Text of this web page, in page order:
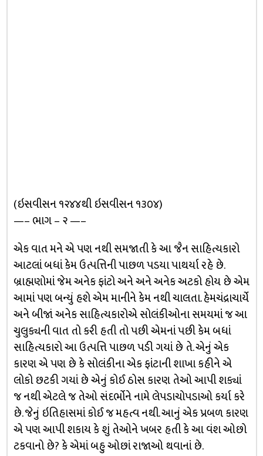
(ઇસવીસન ૧૨૪૪થી ઇસવીસન ૧૩૦૪)
—– ભાગ – ૨ —–
એક વાત મને એ પણ નથી સમજાતી કે આ જૈન સાહિત્યકારો
આટલાં બધાં કેમ ઉત્પત્તિની પાછળ પડયા પાથર્યા રહે છે.
બ્રાહ્મણોમાં જેમ અનેક ફાંટો અને અને અનેક અટકો હોય છે એમ
આમાં પણ બન્યું હશે એમ માનીને કેમ નથી ચાલતા. હેમચંદ્રાચાર્યે
અને બીજાં અનેક સાહિત્યકારોએ સોલંકીઓના સમયમાં જ આ
ચુલુક્યની વાત તો કરી હતી તો પછી એમનાં પછી કેમ બધાં
સાહિત્યકારો આ ઉત્પત્તિ પાછળ પડી ગયાં છે તે. એનું એક
કારણ એ પણ છે કે સોલંકીના એક ફાંટાની શાખા કહીને એ
લોકો છટકી ગયાં છે એનું કોઈ ઠોસ કારણ તેઓ આપી શક્યાં
જ નથી એટલે જ તેઓ સંદર્ભોને નામે લેપડાચોપડાઓ કર્યા કરે
છે. જેનું ઇતિહાસમાં કોઈ જ મહત્વ નથી. આનું એક પ્રબળ કારણ
એ પણ આપી શકાય કે શું તેઓને ખબર હતી કે આ વંશ ઓછો
ટકવાનો છે? કે એમાં બહુ ઓછાં રાજાઓ થવાનાં છે.